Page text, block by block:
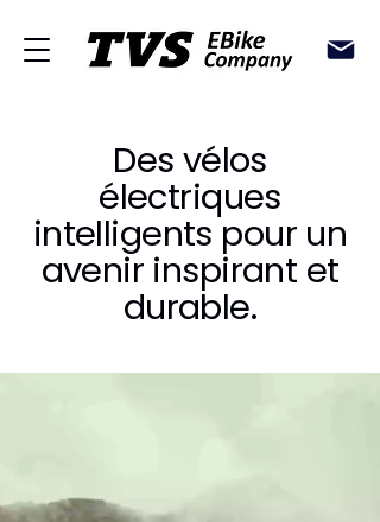
Des vélos
électriques
intelligents pour un
avenir inspirant et
durable.